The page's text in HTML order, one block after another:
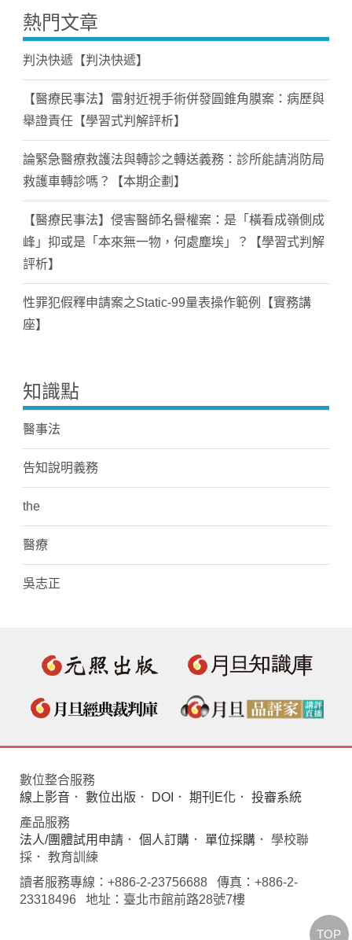
熱門文章
判決快遞【判決快遞】
【醫療民事法】雷射近視手術併發圓錐角膜案：病歷與
舉證責任【學習式判解評析】
論緊急醫療救護法與轉診之轉送義務：診所能請消防局
救護車轉診嗎？【本期企劃】
【醫療民事法】侵害醫師名譽權案：是「橫看成嶺側成
峰」抑或是「本來無一物，何處塵埃」？【學習式判解
評析】
性罪犯假釋申請案之Static-99量表操作範例【實務講
座】
知識點
醫事法
告知說明義務
the
醫療
吳志正
數位整合服務
線上影音 ． 數位出版 ． DOI ． 期刊E化 ． 投審系統
產品服務
法人/團體試用申請 ． 個人訂購 ． 單位採購 ． 學校聯
採． 教育訓練
讀者服務專線：+886-2-23756688 傳真：+886-2-
23318496 地址：臺北市館前路28號7樓
TOP